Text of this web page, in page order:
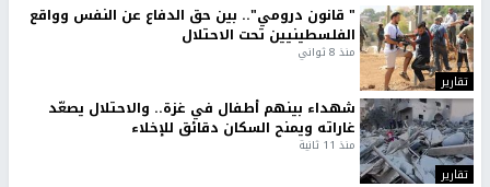
تقارير
" قانون درومي".. بين حق الدفاع عن النفس وواقع
الفلسطينيين تحت الاحتلال
منذ 8 ثواني
تقارير
شهداء بينهم أطفال في غزة.. والاحتلال يصعّد
غاراته ويمنح السكان دقائق للإخلاء
منذ 11 ثانية